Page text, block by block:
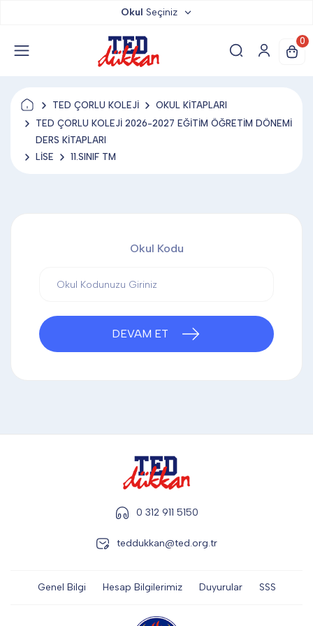
TED YAYINLARI
TED LOKUM
TERMOS & FİNCAN
Okul Seçiniz
0
TED ÇORLU KOLEJİ
OKUL KİTAPLARI
TED ÇORLU KOLEJİ 2026-2027 EĞİTİM ÖĞRETİM DÖNEMİ
DERS KİTAPLARI
LİSE
11.SINIF TM
Okul Kodu
DEVAM ET
0 312 911 5150
teddukkan@ted.org.tr
Genel Bilgi Hesap Bilgilerimiz Duyurular SSS